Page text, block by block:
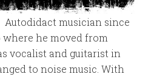
Autodidact musician since
where he moved from
vocalist and guitarist in
to noise music. With